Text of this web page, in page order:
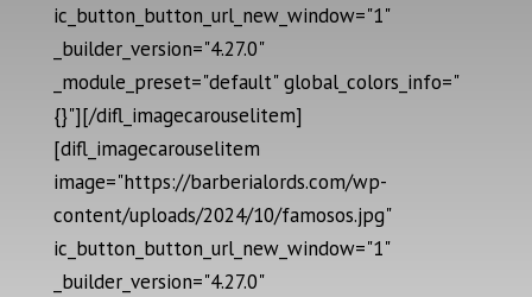
ic_button_button_url_new_window="1"
_builder_version="4.27.0"
_module_preset="default" global_colors_info="
{}"][/difl_imagecarouselitem]
[difl_imagecarouselitem
image="https://barberialords.com/wp-
content/uploads/2024/10/famosos.jpg"
ic_button_button_url_new_window="1"
_builder_version="4.27.0"